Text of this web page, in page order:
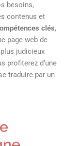
besoins,
contenus et
clés,
page web de
judicieux
profiterez d’une
traduire par un